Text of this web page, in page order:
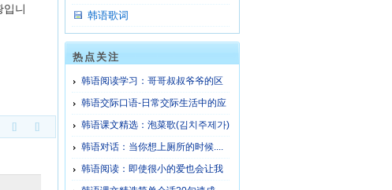
입니
[] []
韩语歌词
热点关注
韩语阅读学习：哥哥叔叔爷爷的区
分 韩语交际口语-日常交际生活中的应
酬话 3
韩语课文精选：泡菜歌(김치주제가)
韩语对话：当你想上厕所的时候....
韩语阅读：即使很小的爱也会让我